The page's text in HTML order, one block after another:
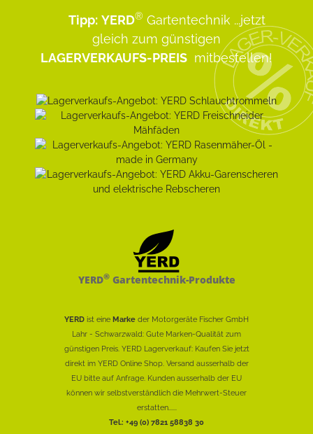
Tipp: YERD® Gartentechnik ...jetzt
gleich zum günstigen
LAGERVERKAUFS-PREIS mitbestellen!
YERD®Gartentechnik-Produkte
YERD ist eine Marke der Motorgeräte Fischer GmbH
Lahr - Schwarzwald: Gute Marken-Qualität zum
günstigen Preis. YERD Lagerverkauf: Kaufen Sie jetzt
direkt im YERD Online Shop. Versand ausserhalb der
EU bitte auf Anfrage. Kunden ausserhalb der EU
können wir selbstverständlich die Mehrwert-Steuer
erstatten......
Tel.: +49 (0) 7821 58838 30